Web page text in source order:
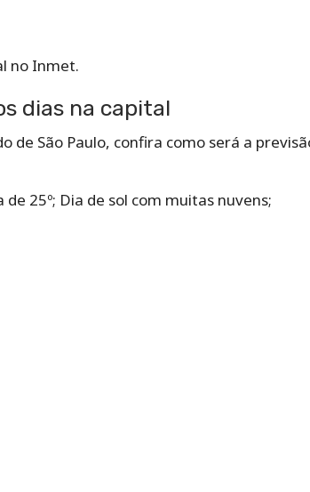
no Inmet.
dias na capital
de São Paulo, confira como será a
25º; Dia de sol com muitas nuvens;